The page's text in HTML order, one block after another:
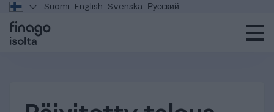
Suomi English Svenska Русский